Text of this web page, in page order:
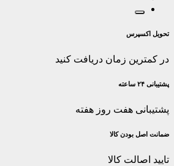
تحویل اکسپرس
در کمترین زمان دریافت کنید
پشتیبانی ۲۴ ساعته
پشتیبانی هفت روز هفته
ضمانت اصل‌ بودن کالا
تایید اصالت کالا